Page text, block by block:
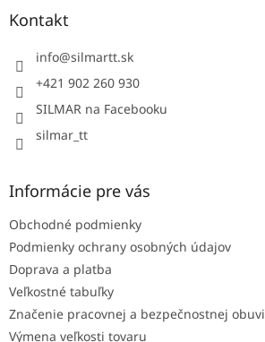
Kontakt
info@silmartt.sk
+421 902 260 930
SILMAR na Facebooku
silmar_tt
Informácie pre vás
Obchodné podmienky
Podmienky ochrany osobných údajov
Doprava a platba
Veľkostné tabuľky
Značenie pracovnej a bezpečnostnej obuvi
Výmena veľkosti tovaru